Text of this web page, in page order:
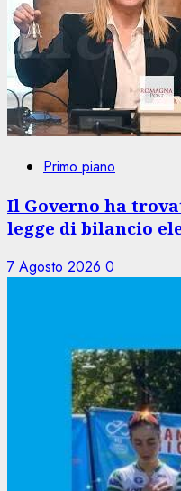
Primo piano
Il Governo ha
legge di bilancio
7 Agosto 2026 0